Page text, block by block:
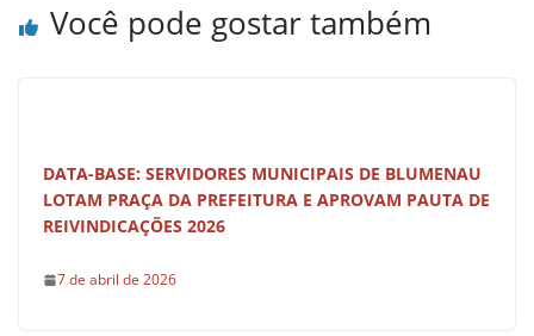
o p
Você pode gostar também
DATA-BASE: SERVIDORES MUNICIPAIS DE BLUMENAU
LOTAM PRAÇA DA PREFEITURA E APROVAM PAUTA DE
REIVINDICAÇÕES 2026
7 de abril de 2026